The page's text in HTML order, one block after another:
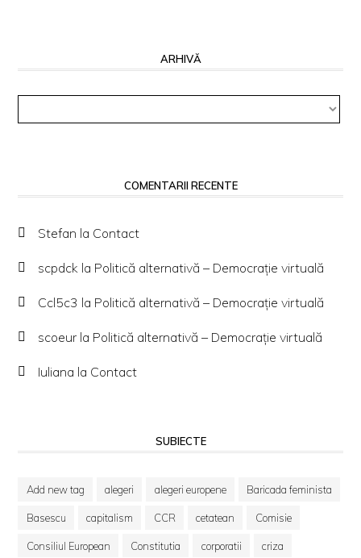
ARHIVĂ
Arhivă
COMENTARII RECENTE
Stefan la Contact
scpdck la Politică alternativă – Democraţie virtuală
Ccl5c3 la Politică alternativă – Democraţie virtuală
scoeur la Politică alternativă – Democraţie virtuală
Iuliana la Contact
SUBIECTE
Add new tag alegeri alegeri europene Baricada feminista
Basescu capitalism CCR cetatean Comisie
Consiliul European Constitutia corporatii criza